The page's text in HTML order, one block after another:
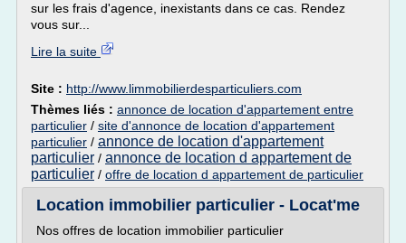
sur les frais d'agence, inexistants dans ce cas. Rendez
vous sur...
Lire la suite
Site : http://www.limmobilierdesparticuliers.com
Thèmes liés : annonce de location d'appartement entre
particulier / site d'annonce de location d'appartement
particulier / annonce de location d'appartement
particulier / annonce de location d appartement de
particulier / offre de location d appartement de particulier
Location immobilier particulier - Locat'me
Nos offres de location immobilier particulier